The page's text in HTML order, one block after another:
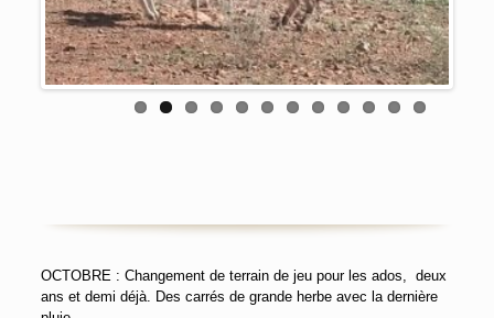
OCTOBRE : Changement de terrain de jeu pour les ados, deux
ans et demi déjà. Des carrés de grande herbe avec la dernière